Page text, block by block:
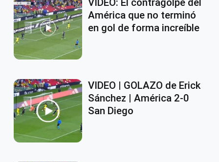
VIDEO: El contragolpe del
América que no terminó
en gol de forma increíble
VIDEO | GOLAZO de Erick
Sánchez | América 2-0
San Diego